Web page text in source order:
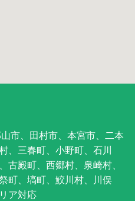
市、田村市、本宮市、二本
、三春町、小野町、石川
殿町、西郷村、泉崎村、
町、塙町、鮫川村、川俣
ア対応